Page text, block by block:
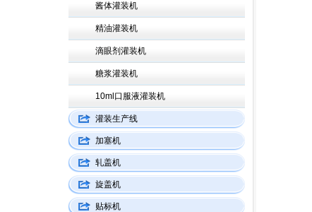
酱体灌装机
精油灌装机
滴眼剂灌装机
糖浆灌装机
10ml口服液灌装机
灌装生产线
加塞机
轧盖机
旋盖机
贴标机